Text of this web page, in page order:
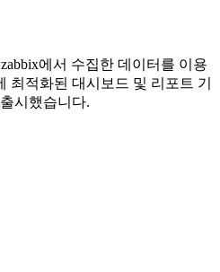
에서 수집한 데이터를 이용
최적화된 대시보드 및 리포트 기
시했습니다.